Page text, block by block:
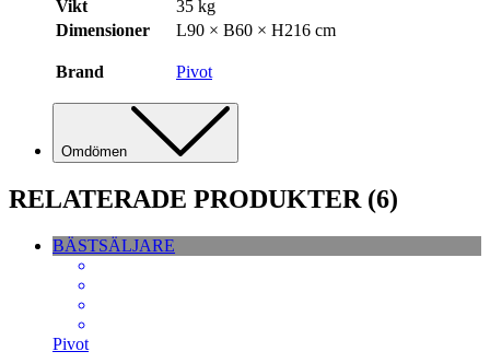
Vikt
35 kg
Dimensioner
L90 × B60 × H216 cm
Brand Pivot
Omdömen
RELATERADE PRODUKTER (6)
BÄSTSÄLJARE
Pivot